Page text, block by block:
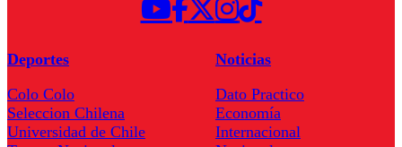
Deportes
Colo Colo
Seleccion Chilena
Universidad de Chile
Noticias
Dato Practico
Economía
Internacional